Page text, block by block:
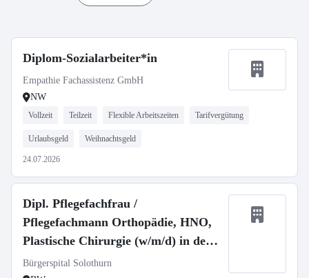
Diplom-Sozialarbeiter*in
Empathie Fachassistenz GmbH
NW
Vollzeit Teilzeit Flexible Arbeitszeiten Tarifvergütung
Urlaubsgeld Weihnachtsgeld
24.07.2026
Dipl. Pflegefachfrau /
Pflegefachmann Orthopädie, HNO,
Plastische Chirurgie (w/m/d) in der
Schweiz
Bürgerspital Solothurn